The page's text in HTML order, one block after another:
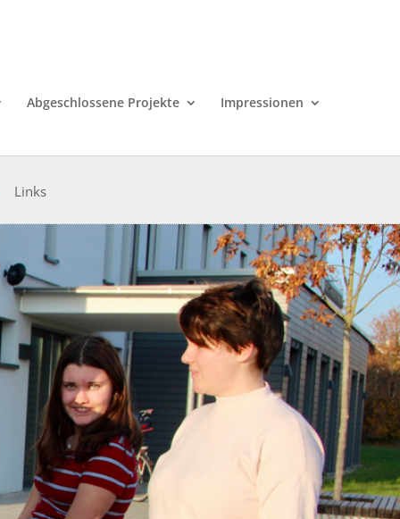
Abgeschlossene Projekte
Impressionen
Links